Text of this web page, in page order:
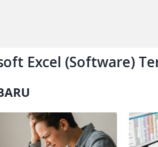
Excel (Software)